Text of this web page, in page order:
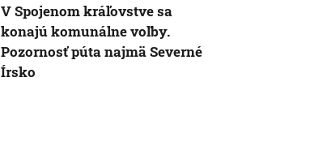
V Spojenom kráľovstve sa
konajú komunálne voľby.
Pozornosť púta najmä Severné
Írsko